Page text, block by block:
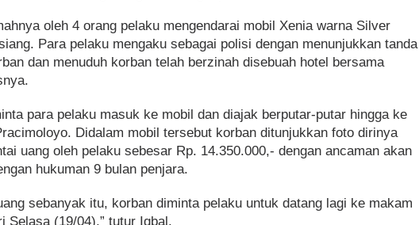
oleh 4 orang pelaku mengendarai mobil Xenia warna Silver
Para pelaku mengaku sebagai polisi dengan menunjukkan tanda
dan menuduh korban telah berzinah disebuah hotel bersama
para pelaku masuk ke mobil dan diajak berputar-putar hingga ke
Didalam mobil tersebut korban ditunjukkan foto dirinya
uang oleh pelaku sebesar Rp. 14.350.000,- dengan ancaman akan
hukuman 9 bulan penjara.
sebanyak itu, korban diminta pelaku untuk datang lagi ke makam
Selasa (19/04),” tutur Iqbal.